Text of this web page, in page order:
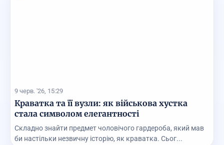
9 черв. '26, 15:29
Краватка та її вузли: як військова хустка
стала символом елегантності
Складно знайти предмет чоловічого гардероба, який мав
би настільки незвичну історію, як краватка. Сьог...